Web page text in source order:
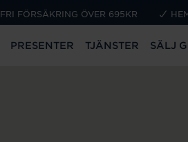
FRI FÖRSÄKRING ÖVER 695KR
PRESENTER TJÄNSTER SÄLJ